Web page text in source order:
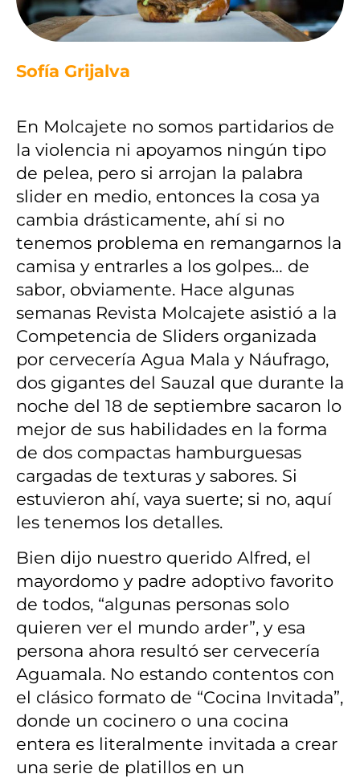
Sofía Grijalva
En Molcajete no somos partidarios de
la violencia ni apoyamos ningún tipo
de pelea, pero si arrojan la palabra
slider en medio, entonces la cosa ya
cambia drásticamente, ahí si no
tenemos problema en remangarnos la
camisa y entrarles a los golpes… de
sabor, obviamente. Hace algunas
semanas Revista Molcajete asistió a la
Competencia de Sliders organizada
por cervecería Agua Mala y Náufrago,
dos gigantes del Sauzal que durante la
noche del 18 de septiembre sacaron lo
mejor de sus habilidades en la forma
de dos compactas hamburguesas
cargadas de texturas y sabores. Si
estuvieron ahí, vaya suerte; si no, aquí
les tenemos los detalles.
Bien dijo nuestro querido Alfred, el
mayordomo y padre adoptivo favorito
de todos, “algunas personas solo
quieren ver el mundo arder”, y esa
persona ahora resultó ser cervecería
Aguamala. No estando contentos con
el clásico formato de “Cocina Invitada”,
donde un cocinero o una cocina
entera es literalmente invitada a crear
una serie de platillos en un